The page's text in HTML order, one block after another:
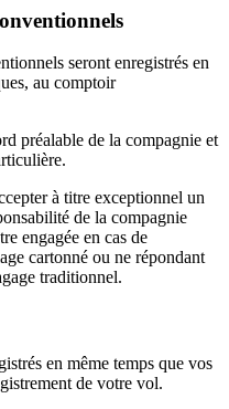
seront enregistrés en
au comptoir
préalable de la compagnie et
à titre exceptionnel un
de la compagnie
engagée en cas de
cartonné ou ne répondant
traditionnel.
en même temps que vos
de votre vol.